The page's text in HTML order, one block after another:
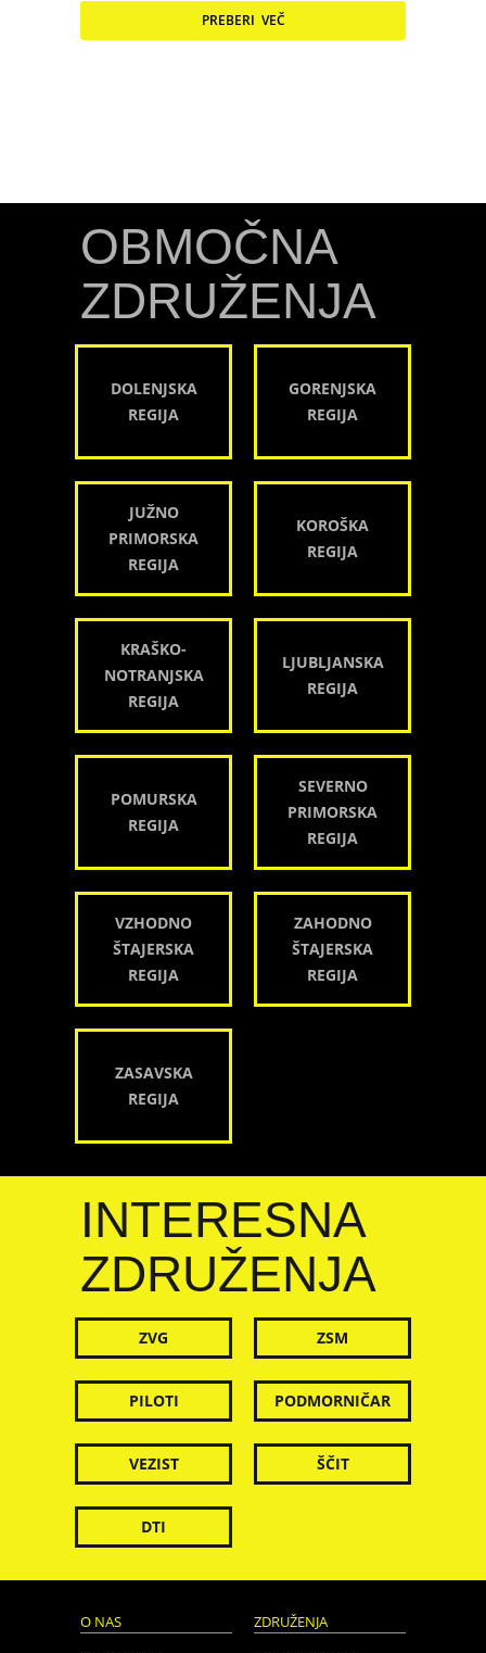
PREBERI VEČ
OBMOČNA
ZDRUŽENJA
DOLENJSKA
REGIJA
GORENJSKA
REGIJA
JUŽNO
PRIMORSKA
REGIJA
KOROŠKA
REGIJA
KRAŠKO-
NOTRANJSKA
REGIJA
LJUBLJANSKA
REGIJA
POMURSKA
REGIJA
SEVERNO
PRIMORSKA
REGIJA
VZHODNO
ŠTAJERSKA
REGIJA
ZAHODNO
ŠTAJERSKA
REGIJA
ZASAVSKA
REGIJA
INTERESNA
ZDRUŽENJA
ZVG ZSM
PILOTI PODMORNIČAR
VEZIST ŠČIT
DTI
O NAS ZDRUŽENJA